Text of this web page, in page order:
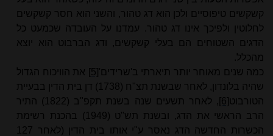
קשקשים טיפוסיים ולכן הוא דג טהור, והשני הוא חסר קשקשים
לחלוטין ולפיכך אינו דג טהור. עמדנו על העובדה שכמעט כל
הדגים השטוחים הם בעלי קשקשים, ודג הברבוט הוא יוצא
מהכלל.
כמה שנים מאוחר יותר תיארתי ב'שרידים'[5] את הוויכוח הגדול
שהיה בלונדון, לאחר שבשנת תצ"ח (1738) דן בית הדין בבעיית
הטורבוט [6]
, לאחר תשעים שנה בשנת תקפ"ב (1822) התיר
הרב הראשי את הדג, ובשנת תש"ט (1949) בהכנת רשימת
הכשרות החדשה הדג נאסר ע"י אותו בית הדין (לאחר 127